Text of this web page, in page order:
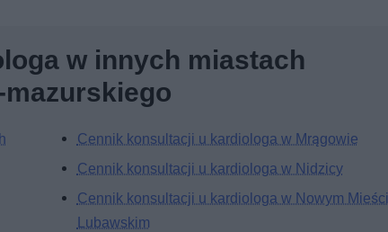
w innych miastach
Cennik konsultacji u kardiologa w Mrągowie
Cennik konsultacji u kardiologa w Nidzicy
Cennik konsultacji u kardiologa w Nowym
Lubawskim